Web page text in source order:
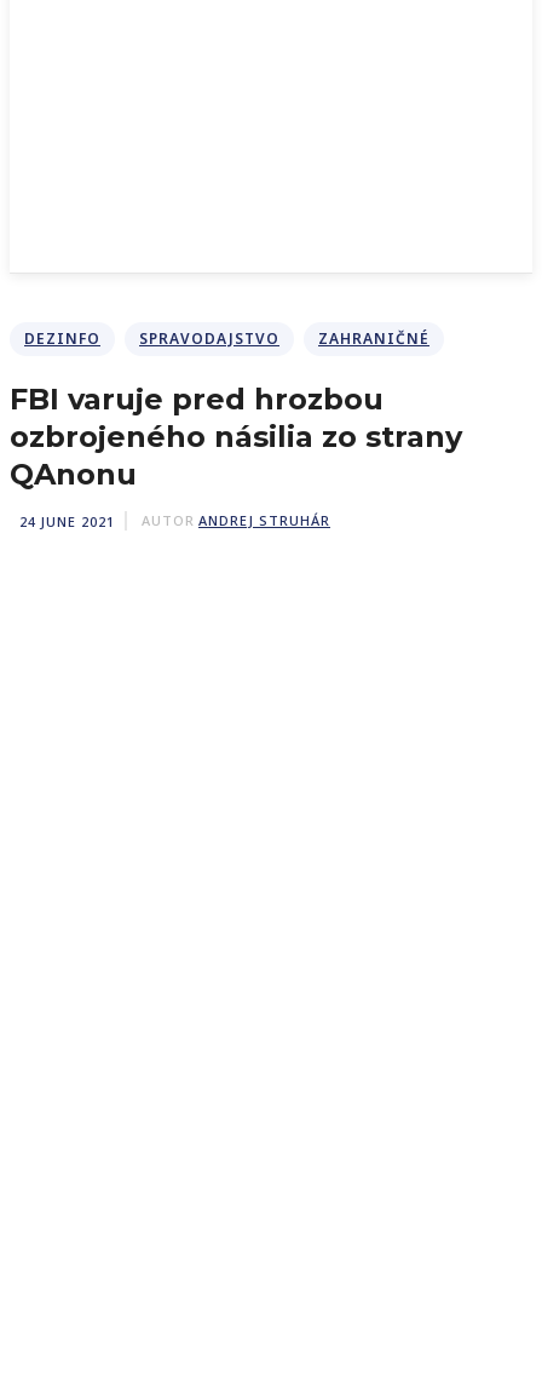
DEZINFO SPRAVODAJSTVO ZAHRANIČNÉ
FBI varuje pred hrozbou
ozbrojeného násilia zo strany
QAnonu
24 JUNE 2021 AUTOR ANDREJ STRUHÁR